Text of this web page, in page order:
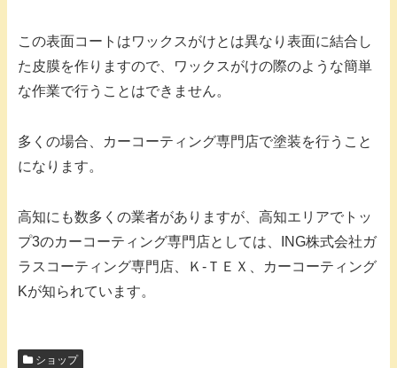
この表面コートはワックスがけとは異なり表面に結合し
た皮膜を作りますので、ワックスがけの際のような簡単
な作業で行うことはできません。
多くの場合、カーコーティング専門店で塗装を行うこと
になります。
高知にも数多くの業者がありますが、高知エリアでトッ
プ3のカーコーティング専門店としては、ING株式会社ガ
ラスコーティング専門店、Ｋ-ＴＥＸ、カーコーティング
Kが知られています。
ショップ